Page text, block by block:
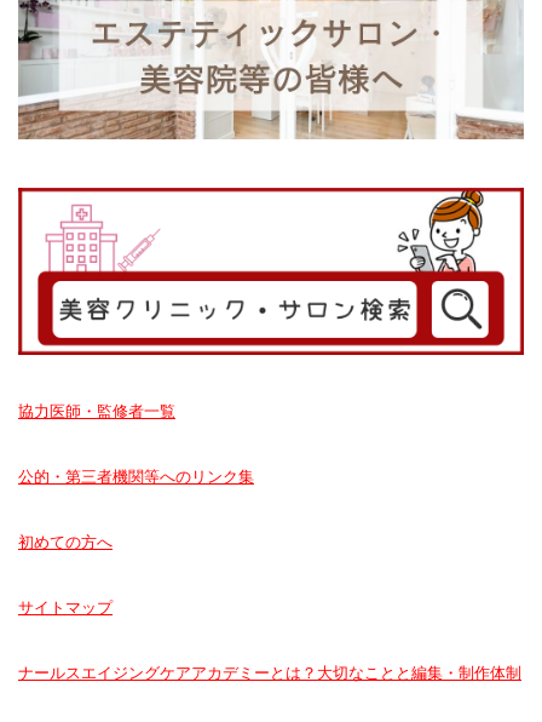
協力医師・監修者一覧
公的・第三者機関等へのリンク集
初めての方へ
サイトマップ
ナールスエイジングケアアカデミーとは？大切なことと編集・制作体制